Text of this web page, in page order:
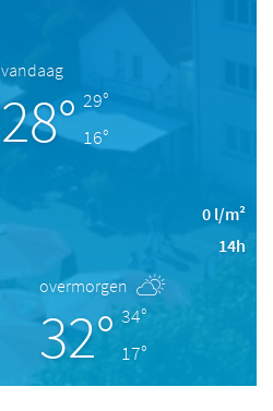
vandaag
28° 29°
16°
0 l/m²
14h
overmorgen
32° 34°
17°